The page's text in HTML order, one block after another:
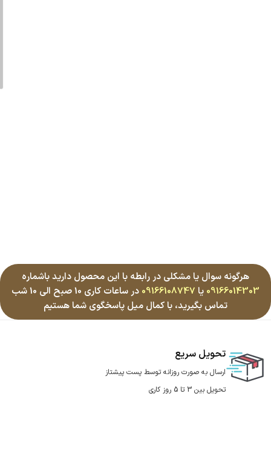
هرگونه سوال یا مشکلی در رابطه با این محصول دارید باشماره
09166014303 یا 09166108747
در ساعات کاری 10 صبح الی 10 شب
تماس بگیرید، با کمال میل پاسخگوی شما هستیم
تحویل سریع
ارسال به صورت روزانه توسط پست پیشتاز
تحویل بین 3 تا 5 روز کاری